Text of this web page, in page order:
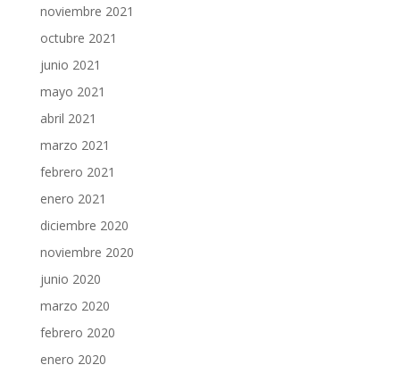
noviembre 2021
octubre 2021
junio 2021
mayo 2021
abril 2021
marzo 2021
febrero 2021
enero 2021
diciembre 2020
noviembre 2020
junio 2020
marzo 2020
febrero 2020
enero 2020